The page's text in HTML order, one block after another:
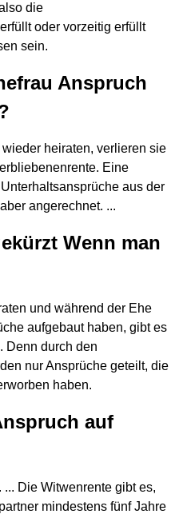
die
oder vorzeitig erfüllt
sein.
Anspruch
heiraten, verlieren sie
Eine
aus der
angerechnet. ...
Wenn man
und während der Ehe
aufgebaut haben, gibt es
Denn durch den
nur Ansprüche geteilt, die
haben.
auf
Die Witwenrente gibt es,
mindestens fünf Jahre